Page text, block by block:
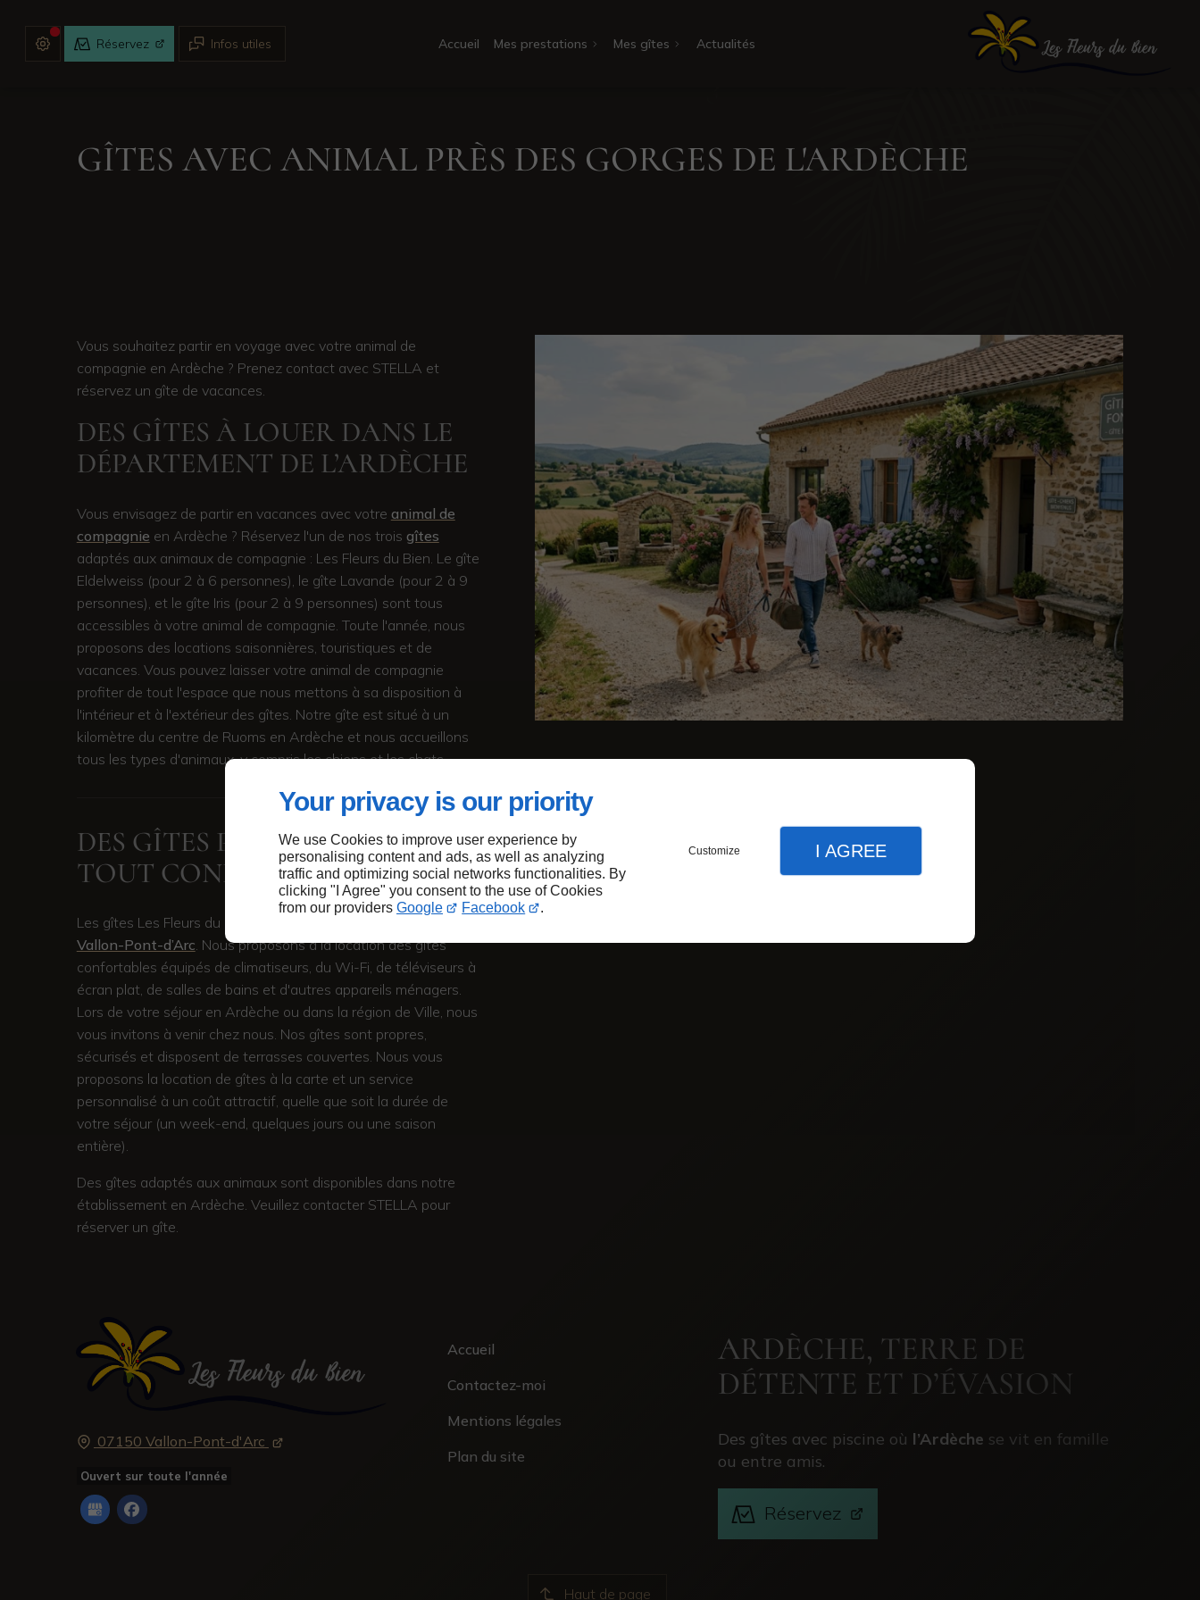
Your privacy is our priority
We use Cookies to improve user experience by
personalising content and ads, as well as analyzing
traffic and optimizing social networks functionalities. By
clicking "I Agree" you consent to the use of Cookies
from our providers Google Facebook .
Customize I AGREE
Réservez Infos utiles Accueil Mes prestations Mes gîtes Actualités
GÎTES AVEC ANIMAL PRÈS DES GORGES DE L'ARDÈCHE
Vous souhaitez partir en voyage avec votre animal de
compagnie en Ardèche ? Prenez contact avec STELLA et
réservez un gîte de vacances.
DES GÎTES À LOUER DANS LE
DÉPARTEMENT DE L’ARDÈCHE
Vous envisagez de partir en vacances avec votre animal de
compagnie en Ardèche ? Réservez l'un de nos trois gîtes
adaptés aux animaux de compagnie : Les Fleurs du Bien. Le gîte
Eldelweiss (pour 2 à 6 personnes), le gîte Lavande (pour 2 à 9
personnes), et le gîte Iris (pour 2 à 9 personnes) sont tous
accessibles à votre animal de compagnie. Toute l'année, nous
proposons des locations saisonnières, touristiques et de
vacances. Vous pouvez laisser votre animal de compagnie
profiter de tout l'espace que nous mettons à sa disposition à
l'intérieur et à l'extérieur des gîtes. Notre gîte est situé à un
kilomètre du centre de Ruoms en Ardèche et nous accueillons
tous les types d'animaux, y compris les chiens et les chats.
DES GÎTES PRATIQUES ET
TOUT CONFORT EN ARDÈCHE
Les gîtes Les Fleurs du Bien de l'Ardèche sont situés près de
Vallon-Pont-d’Arc. Nous proposons à la location des gîtes
confortables équipés de climatiseurs, du Wi-Fi, de téléviseurs à
écran plat, de salles de bains et d'autres appareils ménagers.
Lors de votre séjour en Ardèche ou dans la région de Ville, nous
vous invitons à venir chez nous. Nos gîtes sont propres,
sécurisés et disposent de terrasses couvertes. Nous vous
proposons la location de gîtes à la carte et un service
personnalisé à un coût attractif, quelle que soit la durée de
votre séjour (un week-end, quelques jours ou une saison
entière).
Des gîtes adaptés aux animaux sont disponibles dans notre
établissement en Ardèche. Veuillez contacter STELLA pour
réserver un gîte.
07150 Vallon-Pont-d'Arc
Ouvert sur toute l'année
Accueil
Contactez-moi
Mentions légales
Plan du site
ARDÈCHE, TERRE DE
DÉTENTE ET D’ÉVASION
Des gîtes avec piscine où l’Ardèche se vit en famille
ou entre amis.
Réservez
Haut de page